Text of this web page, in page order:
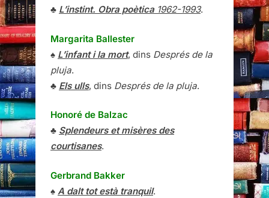
♣ L’instint. Obra poètica1962-1993.
Margarita Ballester
♠ L’infant i la mort, dins Després de la
pluja.
♣ Els ulls, dins Després de la pluja.
Honoré de Balzac
♣ Splendeurs et misères des
courtisanes.
Gerbrand Bakker
♠ A dalt tot està tranquil.